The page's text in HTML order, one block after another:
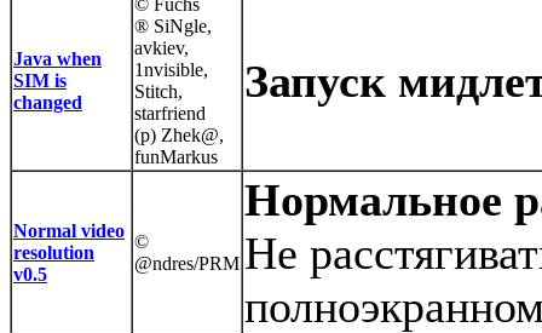
Java when
SIM is
changed
© Fuchs
® SiNgle,
avkiev,
1nvisible,
Stitch,
starfriend
(p) Zhek@,
funMarkus
Запуск
Normal video
resolution
v0.5
©
@ndres/PRM
Нормальное
Не